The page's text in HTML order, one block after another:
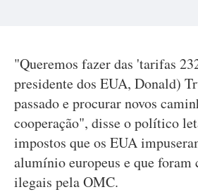
"Queremos fazer das 'tarifas
presidente dos EUA, Donald)
passado e procurar novos
cooperação", disse o político
impostos que os EUA
alumínio europeus e que foram
ilegais pela OMC.